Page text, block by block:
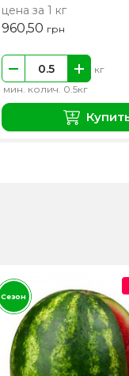
цена за 1 кг
960,50 грн
мин. колич. 0.5кг
кг
Сезон